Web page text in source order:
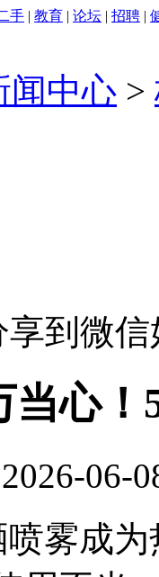
手 | 教育 | 论坛 | 招聘 |
闻中心 >
到微
当心
2026-06-
成为